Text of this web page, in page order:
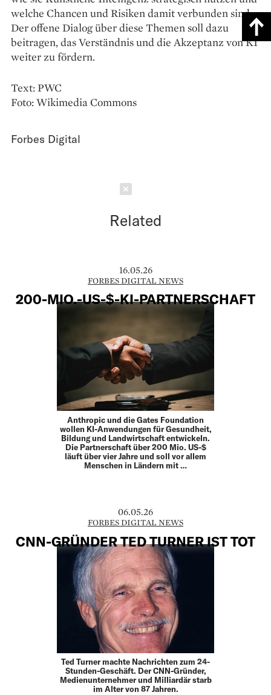
welche Chancen und Risiken damit verbunden sind.
Der offene Dialog über diese Themen soll dazu
beitragen, das Verständnis und die Akzeptanz von KI
weiter zu fördern.
Text: PWC
Foto: Wikimedia Commons
Forbes Digital
Related
16.05.26
FORBES DIGITAL NEWS
200-MIO.-US-$-KI-PARTNERSCHAFT
Anthropic und die Gates Foundation
wollen KI-Anwendungen für Gesundheit,
Bildung und Landwirtschaft entwickeln.
Die Partnerschaft über 200 Mio. US-$
läuft über vier Jahre und soll vor allem
Menschen in Ländern mit …
06.05.26
FORBES DIGITAL NEWS
CNN-GRÜNDER TED TURNER IST TOT
Ted Turner machte Nachrichten zum 24-
Stunden-Geschäft. Der CNN-Gründer,
Medienunternehmer und Milliardär starb
im Alter von 87 Jahren.